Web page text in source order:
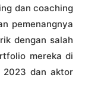
dan coaching
pemenangnya
dengan salah
mereka di
2023 dan aktor